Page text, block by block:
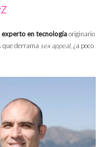
en tecnologíaoriginario
que derrama sex appeal, ¿a poco